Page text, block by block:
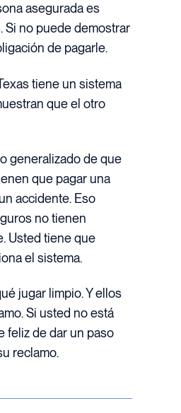
asegurada es
Si no puede demostrar
de pagarle.
tiene un sistema
que el otro
generalizado de que
que pagar una
accidente. Eso
no tienen
Usted tiene que
el sistema.
jugar limpio. Y ellos
Si usted no está
feliz de dar un paso
reclamo.